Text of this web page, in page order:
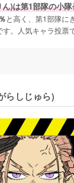
)は第1部隊の小
と高く、第1部隊に
。人気キャラ投票
らしじゅら)